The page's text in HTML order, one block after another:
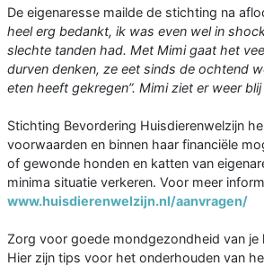
De eigenaresse mailde de stichting na
heel erg bedankt, ik was even wel in
slechte tanden had. Met Mimi gaat het
durven denken, ze eet sinds de ochtend
eten heeft gekregen”. Mimi ziet er weer blij
Stichting Bevordering Huisdierenwelzijn
voorwaarden en binnen haar financiële
of gewonde honden en katten van
minima situatie verkeren. Voor meer
www.huisdierenwelzijn.nl/aanvragen/
Zorg voor goede mondgezondheid van je
Hier zijn tips voor het onderhouden van